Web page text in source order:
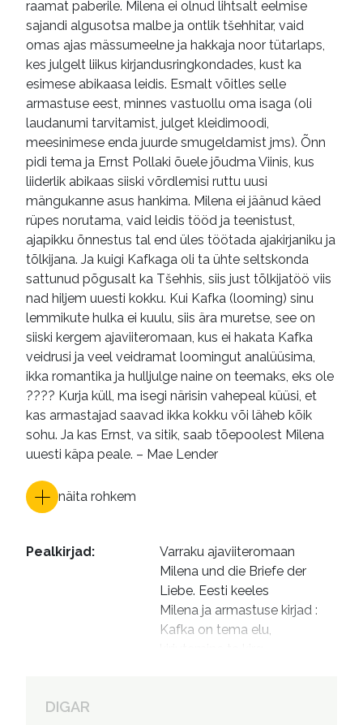
raamat paberile. Milena ei olnud lihtsalt eelmise
sajandi algusotsa malbe ja ontlik tšehhitar, vaid
omas ajas mässumeelne ja hakkaja noor tütarlaps,
kes julgelt liikus kirjandusringkondades, kust ka
esimese abikaasa leidis. Esmalt võitles selle
armastuse eest, minnes vastuollu oma isaga (oli
laudanumi tarvitamist, julget kleidimoodi,
meesinimese enda juurde smugeldamist jms). Õnn
pidi tema ja Ernst Pollaki õuele jõudma Viinis, kus
liiderlik abikaas siiski võrdlemisi ruttu uusi
mängukanne asus hankima. Milena ei jäänud käed
rüpes norutama, vaid leidis tööd ja teenistust,
ajapikku õnnestus tal end üles töötada ajakirjaniku ja
tõlkijana. Ja kuigi Kafkaga oli ta ühte seltskonda
sattunud põgusalt ka Tšehhis, siis just tõlkijatöö viis
nad hiljem uuesti kokku. Kui Kafka (looming) sinu
lemmikute hulka ei kuulu, siis ära muretse, see on
siiski kergem ajaviiteromaan, kus ei hakata Kafka
veidrusi ja veel veidramat loomingut analüüsima,
ikka romantika ja hulljulge naine on teemaks, eks ole
???? Kurja küll, ma isegi närisin vahepeal küüsi, et
kas armastajad saavad ikka kokku või läheb kõik
sohu. Ja kas Ernst, va sitik, saab tõepoolest Milena
uuesti käpa peale. – Mae Lender
näita rohkem
Pealkirjad:
Varraku ajaviiteromaan
Milena und die Briefe der
Liebe. Eesti keeles
Milena ja armastuse kirjad :
Kafka on tema elu,
DIGAR